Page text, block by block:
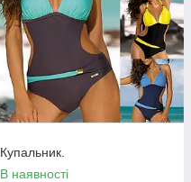
Купальник.
В наявності